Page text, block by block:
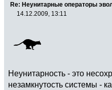
Re: Неунитарные операторы
14.12.2009, 13:11
Неунитарность - это
незамкнутость системы -